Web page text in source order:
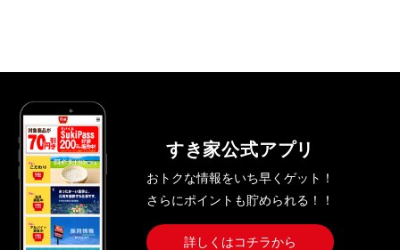
すき家公式アプリ
おトクな情報をいち早くゲット！
さらにポイントも貯められる！！
詳しくはコチラから